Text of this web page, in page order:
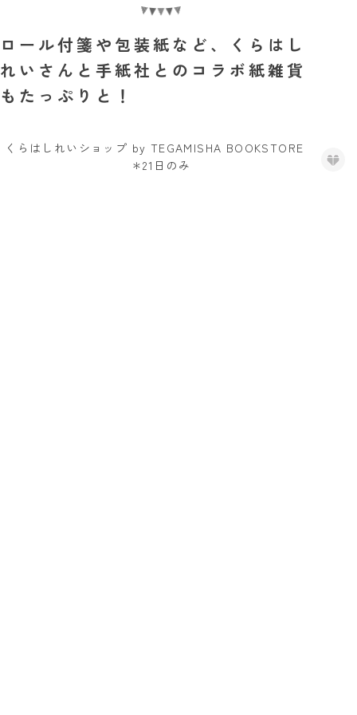
ロール付箋や包装紙など、くらはし
れいさんと手紙社とのコラボ紙雑貨
もたっぷりと！
くらはしれいショップ by TEGAMISHA BOOKSTORE
＊21日のみ